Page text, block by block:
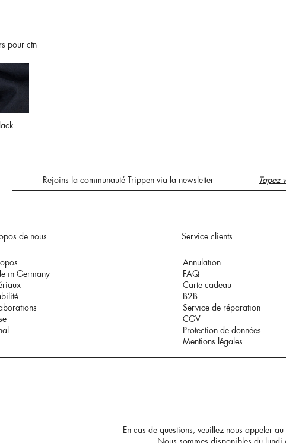
pour ctn
Rejoins la communauté Trippen via la newsletter
de nous
in Germany
Service clients
Annulation
FAQ
Carte cadeau
B2B
Service de réparation
CGV
Protection de données
Mentions légales
En cas de questions, veuillez nous appeler